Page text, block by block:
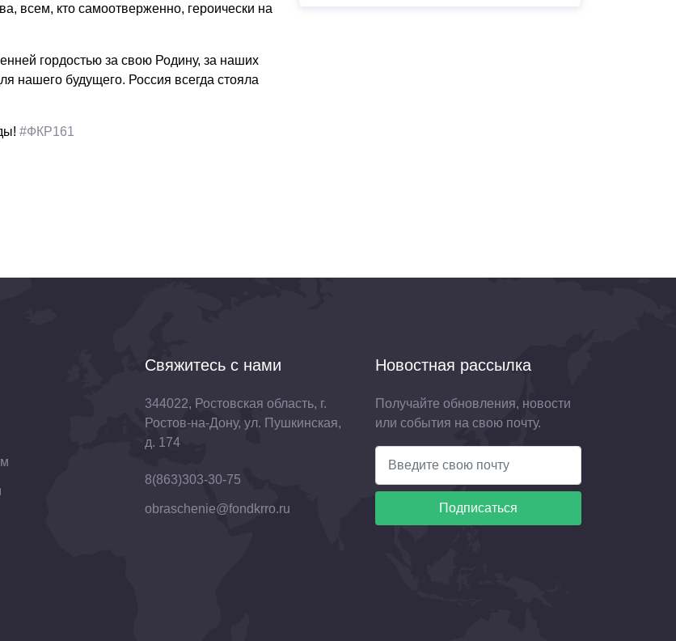
всем, кто самоотверженно, героически на
гордостью за свою Родину, за наших
нашего будущего. Россия всегда стояла
#ФКР161
Свяжитесь с нами
344022, Ростовская область, г.
Ростов-на-Дону, ул. Пушкинская,
д. 174
8(863)303-30-75
obraschenie@fondkrro.ru
Новостная рассылка
Получайте обновления, новости
или события на свою почту.
Подписаться